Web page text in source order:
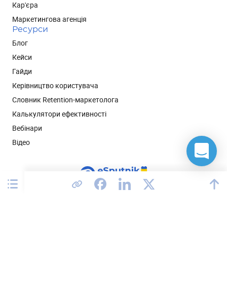
Кар'єра
Маркетингова агенція
Ресурси
Блог
Кейси
Гайди
Керівництво користувача
Словник Retention-маркетолога
Калькулятори ефективності
Вебінари
Відео